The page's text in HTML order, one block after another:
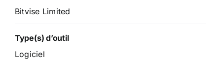
Bitvise Limited
Type(s) d’outil
Logiciel